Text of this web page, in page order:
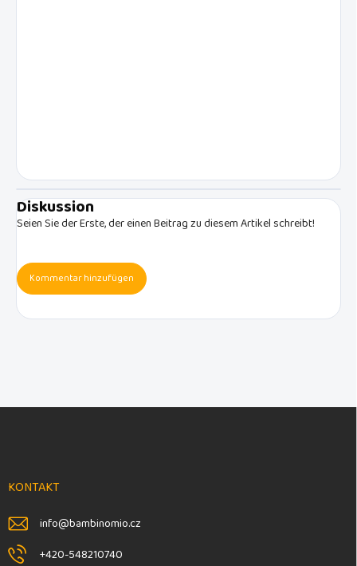
Diskussion
Seien Sie der Erste, der einen Beitrag zu diesem Artikel schreibt!
Kommentar hinzufügen
F
e
KONTAKT
info@bambinomio.cz
+420-548210740